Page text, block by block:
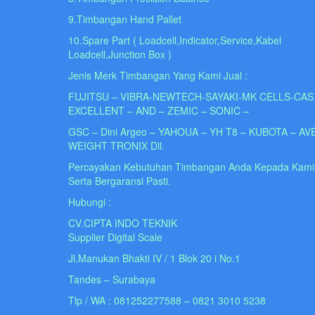
9.Timbangan Hand Pallet
10.Spare Part ( Loadcell,Indicator,Service,Kabel
Loadcell,Junction Box )
Jenis Merk Timbangan Yang Kami Jual :
FUJITSU – VIBRA-NEWTECH-SAYAKI-MK CELLS-
EXCELLENT – AND – ZEMIC – SONIC –
GSC – Dini Argeo – YAHOUA – YH T8 – KUBOTA –
WEIGHT TRONIX Dll.
Percayakan Kebutuhan Timbangan Anda Kepada Kami
Serta Bergaransi Pasti.
Hubungi :
CV.CIPTA INDO TEKNIK
Supplier Digital Scale
Jl.Manukan Bhakti IV / 1 Blok 20 i No.1
Tandes – Surabaya
Tlp / WA : 081252277588 – 0821 3010 5238